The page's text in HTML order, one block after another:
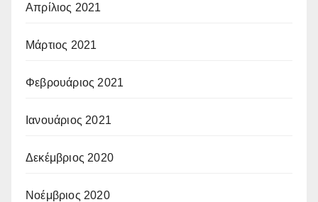
Απρίλιος 2021
Μάρτιος 2021
Φεβρουάριος 2021
Ιανουάριος 2021
Δεκέμβριος 2020
Νοέμβριος 2020